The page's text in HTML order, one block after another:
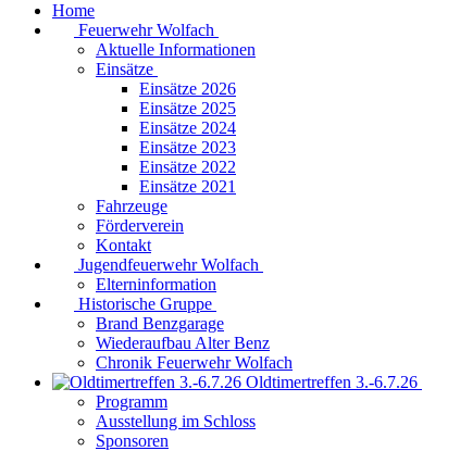
Home
Feuerwehr Wolfach
Aktuelle Informationen
Einsätze
Einsätze 2026
Einsätze 2025
Einsätze 2024
Einsätze 2023
Einsätze 2022
Einsätze 2021
Fahrzeuge
Förderverein
Kontakt
Jugendfeuerwehr Wolfach
Elterninformation
Historische Gruppe
Brand Benzgarage
Wiederaufbau Alter Benz
Chronik Feuerwehr Wolfach
Oldtimertreffen 3.-6.7.26
Programm
Ausstellung im Schloss
Sponsoren